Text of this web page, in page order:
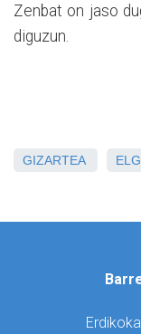
Zenbat on jaso
diguzun.
GIZARTEA